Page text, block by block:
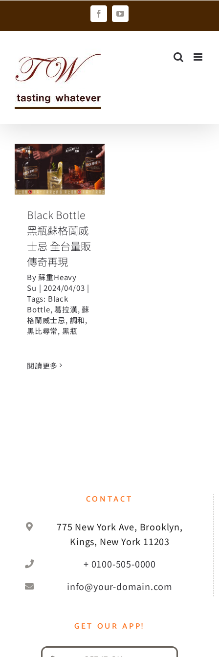
FacebookYouTube
Black Bottle
黑瓶蘇格蘭威
士忌 全台量販
Black Bottle
黑瓶蘇格蘭威
士忌 全台量販
傳奇再現
By蘇重Heavy
Su | 2024/04/03 |
Tags: Black
Bottle,葛拉漢,蘇
格蘭威士忌, 調和,
黑比尋常, 黑瓶
閱讀更多
CONTACT
775 New York Ave, Brooklyn,
Kings, New York 11203
+ 0100-505-0000
info@your-domain.com
GET OUR APP!